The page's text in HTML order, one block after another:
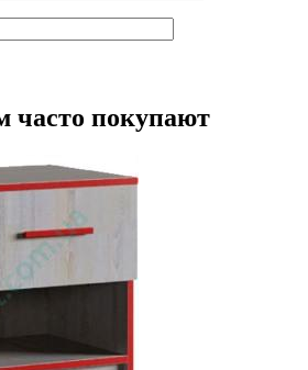
часто покупают